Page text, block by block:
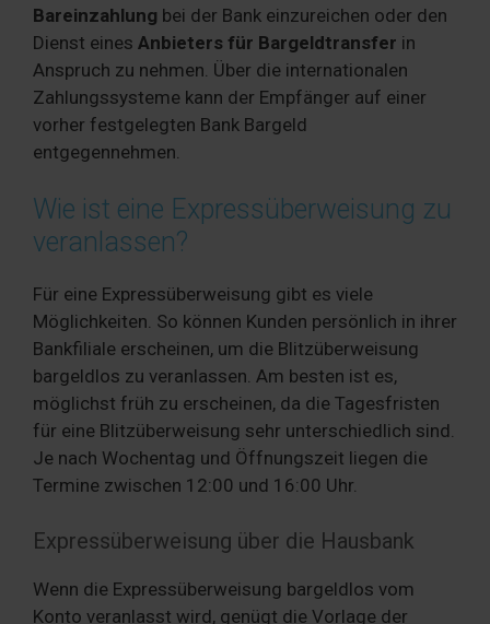
Bareinzahlung bei der Bank einzureichen oder den
Dienst eines Anbieters für Bargeldtransfer in
Anspruch zu nehmen. Über die internationalen
Zahlungssysteme kann der Empfänger auf einer
vorher festgelegten Bank Bargeld
entgegennehmen.
Wie ist eine Expressüberweisung zu
veranlassen?
Für eine Expressüberweisung gibt es viele
Möglichkeiten. So können Kunden persönlich in ihrer
Bankfiliale erscheinen, um die Blitzüberweisung
bargeldlos zu veranlassen. Am besten ist es,
möglichst früh zu erscheinen, da die Tagesfristen
für eine Blitzüberweisung sehr unterschiedlich sind.
Je nach Wochentag und Öffnungszeit liegen die
Termine zwischen 12:00 und 16:00 Uhr.
Expressüberweisung über die Hausbank
Wenn die Expressüberweisung bargeldlos vom
Konto veranlasst wird, genügt die Vorlage der